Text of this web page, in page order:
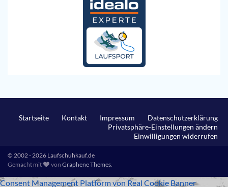
Startseite Kontakt Impressum
Datenschutzerklärung
Privatsphäre-Einstellungen ändern
Einwilligungen widerrufen
© 2002 - 2026 Laufschuhkauf.de
Gemacht mit
vonGraphene Themes
Consent Management Platform von Real Cookie Banner